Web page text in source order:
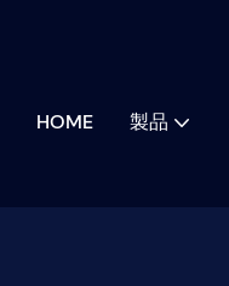
HOME 製品